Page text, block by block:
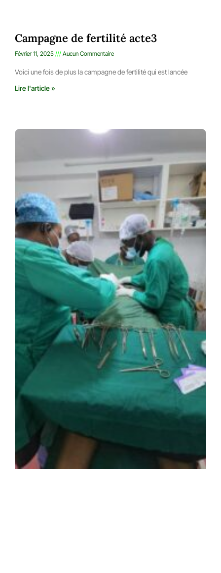
Campagne de fertilité acte3
Février 11, 2025 Aucun Commentaire
Voici une fois de plus la campagne de fertilité qui est lancée
Lire l'article »